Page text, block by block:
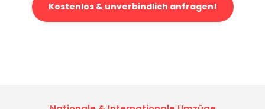
Kostenlos & unverbindlich anfragen!